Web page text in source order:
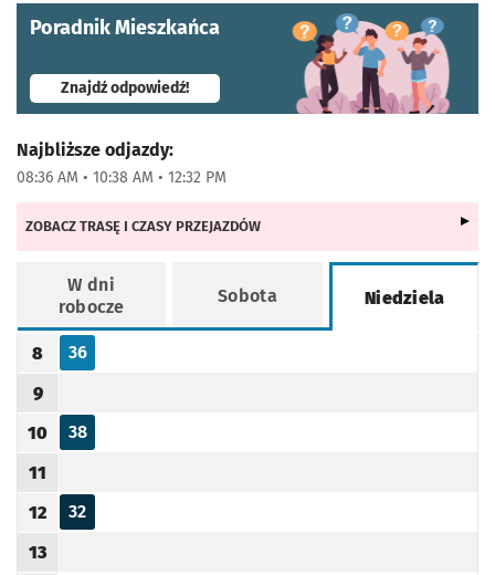
Poradnik Mieszkańca
Znajdź odpowiedź!- otworzy się w nowej karcie
Najbliższe odjazdy:
08:36 AM • 10:38 AM • 12:32 PM
ZOBACZ TRASĘ I CZASY PRZEJAZDÓW
W dni
robocze
Sobota Niedziela
Rozkład jazdy -
Godzina odjazdu
8
Odjazd
36
minut po godzinie 8
Godzina odjazdu
9
Godzina odjazdu
10
Odjazd
38
minut po godzinie 10
Godzina odjazdu
11
Godzina odjazdu
12
Odjazd
32
minut po godzinie 12
Godzina odjazdu
13